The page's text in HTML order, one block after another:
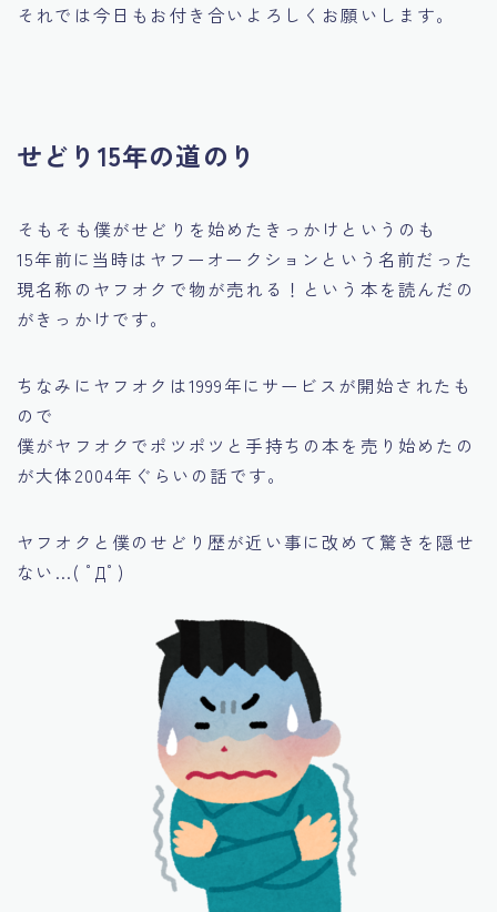
それでは今日もお付き合いよろしくお願いします。
せどり15年の道のり
そもそも僕がせどりを始めたきっかけというのも
15年前に当時はヤフーオークションという名前だった
現名称の ヤフオクで物が売れる！ という本を読んだの
がきっかけです。
ちなみにヤフオクは1999年にサービスが開始されたも
ので
僕がヤフオクでポツポツと手持ちの本を売り始めたの
が大体2004年ぐらいの話です。
ヤフオクと僕のせどり歴が近い事に改めて驚きを隠せ
ない…( ﾟДﾟ)